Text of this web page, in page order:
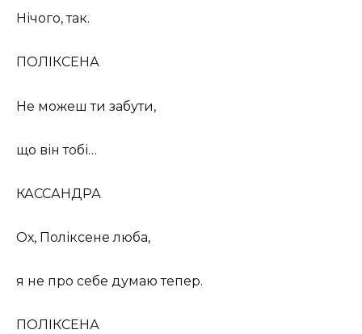
Нічого, так.
ПОЛІКСЕНА
Не можеш ти забути,
що він тобі…
КАССАНДРА
Ох, Поліксене люба,
я не про себе думаю тепер.
ПОЛІКСЕНА